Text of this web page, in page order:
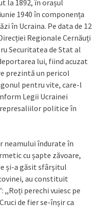
la 1892, în orașul
1940 în componența
în Ucraina. Pe data de 12
Regionale Cernăuți
Securitatea de Stat al
lui, fiind acuzat
prezintă un pericol
pentru vite, care-l
Legii Ucrainei
politice în
neamului îndurate în
cu șapte zăvoare,
și-a găsit sfârșitul
au constituit
perechi vuiesc pe
de fier se-înșir ca